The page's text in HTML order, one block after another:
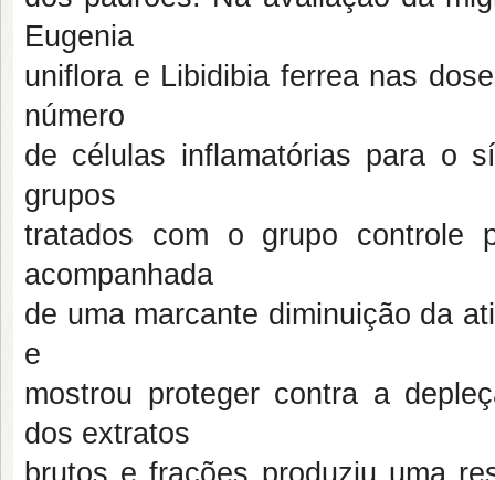
Eugenia
uniflora e Libidibia ferrea nas
número
de células inflamatórias para o
grupos
tratados com o grupo controle
acompanhada
de uma marcante diminuição da
e
mostrou proteger contra a
dos extratos
brutos e frações produziu uma